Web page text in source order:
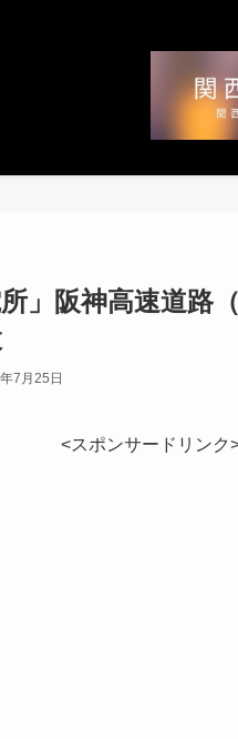
所」阪神高速道路
7月25日
<スポンサードリンク